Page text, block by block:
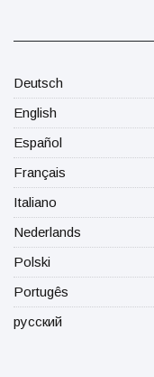
Deutsch
English
Español
Français
Italiano
Nederlands
Polski
Portugês
русский